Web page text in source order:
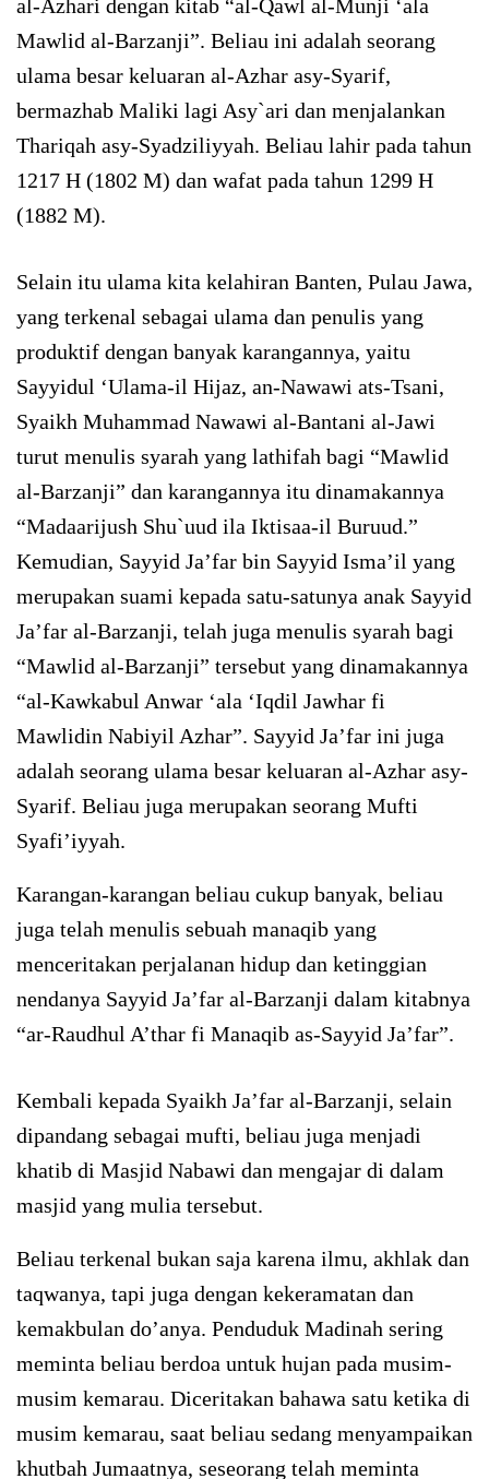
al-Azhari dengan kitab “al-Qawl al-Munji ‘ala
Mawlid al-Barzanji”. Beliau ini adalah seorang
ulama besar keluaran al-Azhar asy-Syarif,
bermazhab Maliki lagi Asy`ari dan menjalankan
Thariqah asy-Syadziliyyah. Beliau lahir pada tahun
1217 H (1802 M) dan wafat pada tahun 1299 H
(1882 M).
Selain itu ulama kita kelahiran Banten, Pulau Jawa,
yang terkenal sebagai ulama dan penulis yang
produktif dengan banyak karangannya, yaitu
Sayyidul ‘Ulama-il Hijaz, an-Nawawi ats-Tsani,
Syaikh Muhammad Nawawi al-Bantani al-Jawi
turut menulis syarah yang lathifah bagi “Mawlid
al-Barzanji” dan karangannya itu dinamakannya
“Madaarijush Shu`uud ila Iktisaa-il Buruud.”
Kemudian, Sayyid Ja’far bin Sayyid Isma’il yang
merupakan suami kepada satu-satunya anak Sayyid
Ja’far al-Barzanji, telah juga menulis syarah bagi
“Mawlid al-Barzanji” tersebut yang dinamakannya
“al-Kawkabul Anwar ‘ala ‘Iqdil Jawhar fi
Mawlidin Nabiyil Azhar”. Sayyid Ja’far ini juga
adalah seorang ulama besar keluaran al-Azhar asy-
Syarif. Beliau juga merupakan seorang Mufti
Syafi’iyyah.
Karangan-karangan beliau cukup banyak, beliau
juga telah menulis sebuah manaqib yang
menceritakan perjalanan hidup dan ketinggian
nendanya Sayyid Ja’far al-Barzanji dalam kitabnya
“ar-Raudhul A’thar fi Manaqib as-Sayyid Ja’far”.
Kembali kepada Syaikh Ja’far al-Barzanji, selain
dipandang sebagai mufti, beliau juga menjadi
khatib di Masjid Nabawi dan mengajar di dalam
masjid yang mulia tersebut.
Beliau terkenal bukan saja karena ilmu, akhlak dan
taqwanya, tapi juga dengan kekeramatan dan
kemakbulan do’anya. Penduduk Madinah sering
meminta beliau berdoa untuk hujan pada musim-
musim kemarau. Diceritakan bahawa satu ketika di
musim kemarau, saat beliau sedang menyampaikan
khutbah Jumaatnya, seseorang telah meminta